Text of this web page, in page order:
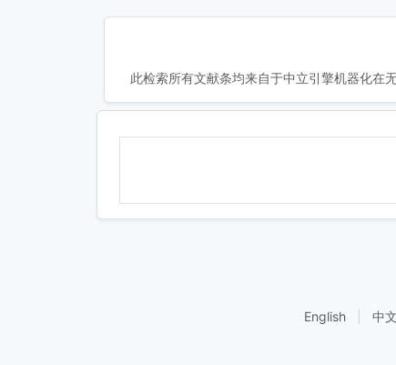
此检索所有文献条均来自于中立引擎机器化在
English 中文